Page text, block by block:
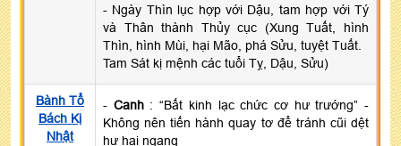
- Ngày Thìn lục hợp với Dậu, tam hợp với Tý
và Thân thành Thủy cục (Xung Tuất, hình
Thìn, hình Mùi, hại Mão, phá Sửu, tuyệt Tuất.
Tam Sát kị mệnh các tuổi Tỵ, Dậu, Sửu)
Bành Tổ
Bách Kị
Nhật
- Canh: “Bất kinh lạc chức cơ hư trướng” -
Không nên tiến hành quay tơ để tránh cũi dệt
hư hại ngang